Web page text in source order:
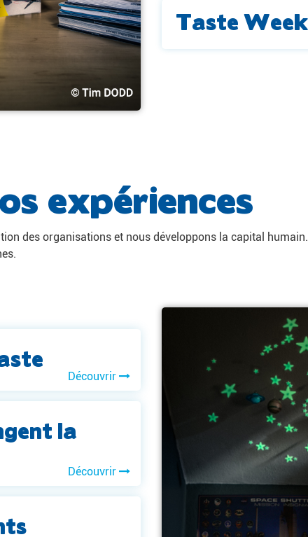
Taste
expériences
des organisations et nous développons la capital humain.
Découvrir
la
Découvrir